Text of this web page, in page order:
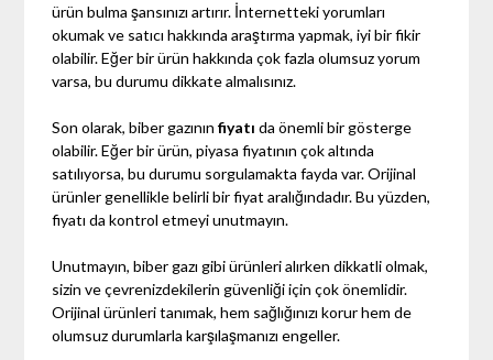
ürün bulma şansınızı artırır. İnternetteki yorumları
okumak ve satıcı hakkında araştırma yapmak, iyi bir fikir
olabilir. Eğer bir ürün hakkında çok fazla olumsuz yorum
varsa, bu durumu dikkate almalısınız.
Son olarak, biber gazınınfiyatı da önemli bir gösterge
olabilir. Eğer bir ürün, piyasa fiyatının çok altında
satılıyorsa, bu durumu sorgulamakta fayda var. Orijinal
ürünler genellikle belirli bir fiyat aralığındadır. Bu yüzden,
fiyatı da kontrol etmeyi unutmayın.
Unutmayın, biber gazı gibi ürünleri alırken dikkatli olmak,
sizin ve çevrenizdekilerin güvenliği için çok önemlidir.
Orijinal ürünleri tanımak, hem sağlığınızı korur hem de
olumsuz durumlarla karşılaşmanızı engeller.